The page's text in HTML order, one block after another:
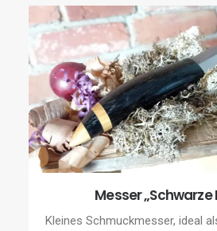
WEITERLESEN
Messer „Schwarze
Kleines Schmuckmesser, ideal